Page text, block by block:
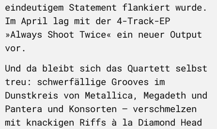
eindeutigem Statement flankiert wurde.
Im April lag mit der 4-Track-EP
»Always Shoot Twice« ein neuer Output
vor.
Und da bleibt sich das Quartett selbst
treu: schwerfällige Grooves im
Dunstkreis von Metallica, Megadeth und
Pantera und Konsorten – verschmelzen
mit knackigen Riffs à la Diamond Head